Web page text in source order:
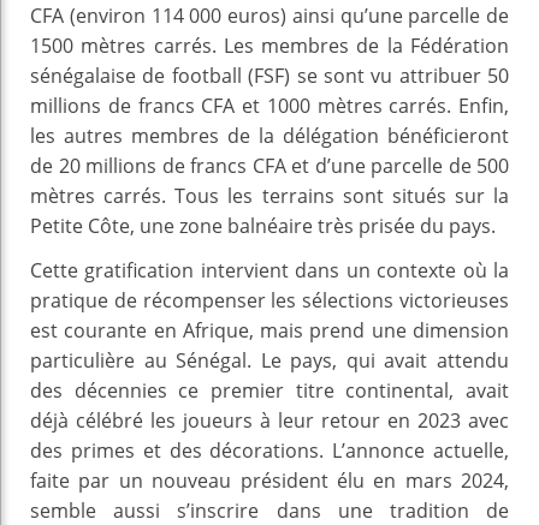
CFA (environ 114 000 euros) ainsi qu’une parcelle de
1500 mètres carrés. Les membres de la Fédération
sénégalaise de football (FSF) se sont vu attribuer 50
millions de francs CFA et 1000 mètres carrés. Enfin,
les autres membres de la délégation bénéficieront
de 20 millions de francs CFA et d’une parcelle de 500
mètres carrés. Tous les terrains sont situés sur la
Petite Côte, une zone balnéaire très prisée du pays.
Cette gratification intervient dans un contexte où la
pratique de récompenser les sélections victorieuses
est courante en Afrique, mais prend une dimension
particulière au Sénégal. Le pays, qui avait attendu
des décennies ce premier titre continental, avait
déjà célébré les joueurs à leur retour en 2023 avec
des primes et des décorations. L’annonce actuelle,
faite par un nouveau président élu en mars 2024,
semble aussi s’inscrire dans une tradition de